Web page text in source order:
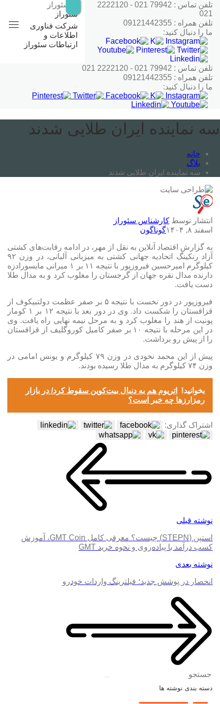
پرش
محتوا
تلفن تماس : 79942 021 - 2222120
021
تلفن همراه : 09121442355
ما را دنبال کنید:
سئوراز
شرکت فناوری
اطلاعات و
ارتباطات سئوراز
تلفن تماس : 79942 021 - 2222120 021
تلفن همراه : 09121442355
ما را دنبال کنید:
سه نماینده ایران طلایی شدند
خانه
بلاگ
سه نماینده ایران طلایی شدند
انتشار توسط کارشناس سئوراز
اسفند ۸, ۱۴۰۴
گوناگون
به گزارش اقتصاد آنلاین به نقل از مهر، در ادامه رقابت‌های کشتی
آزاد رنکینگ اتحادیه جهانی کشتی به میزبانی آلبانی، در وزن ۹۲
کیلوگرم امیرحسین فیروزپور با نتیجه ۱۱ بر ۱ میرانی مایسورادزه
دارنده مدال نقره جهان از گرجستان را مغلوب کرد و به مدال طلا
دست یافت.
فیروزپور در دور نخست با نتیجه ۵ بر صفر عظمت دولتبیکوف از
قزاقستان را شکست داد. وی در دور بعد با نتیجه ۱۲ بر ۱ کومار
پونیت از هند را مغلوب کرد و به مرحل نیمه نهایی راه یافت. وی
در این مرحله با نتیجه ۱۰ بر صفر کامیل کوروگلیف از قزاقستان
را از پیش رو برداشت.
پیش از این محمد نخودی در وزن ۷۹ کیلوگرم و یونس امامی در
وزن ۷۴ کیلوگرم به مدال طلا رسیده بودند.
بخوانید!
اتریوم هم به دنبال بیت‌کوین سقوط کرد/ در بازار
رمزارزها چه خبر است؟
اشتراک گذاری:
نوشته قبلی
استپن (STEPN) چیست؟ معرفی کامل GMT Coin، آموزش
کسب درآمد با پیاده‌روی و نحوه خرید GMT
نوشته بعدی
انحصار در پوشش جدید؛ فیلترینگ واردات خودرو
جستجو
دسته بندی نوشته ها